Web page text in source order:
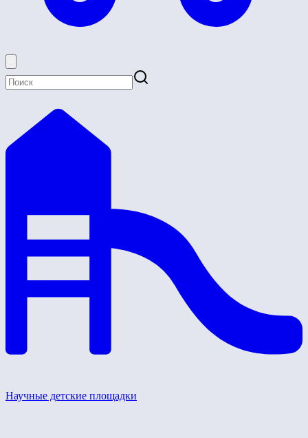
Научные детские площадки